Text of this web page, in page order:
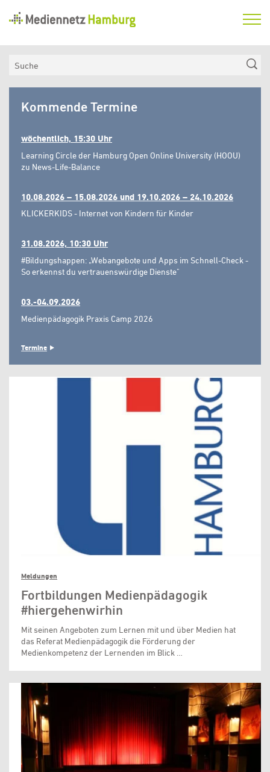
Hamburg
Aktuelles
Medienkompetenzfonds
Hamburg
Kommende Termine
wöchentlich, 15:30 Uhr
Learning Circle der Hamburg Open Online University (HOOU)
zu News-Life-Balance
10.08.2026 – 15.08.2026 und 19.10.2026 – 24.10.2026
KLICKERKIDS - Internet von Kindern für Kinder
31.08.2026, 10:30 Uhr
#Bildungshappen: „Webangebote und Apps im Schnell-Check -
So erkennst du vertrauenswürdige Dienste"
03.-04.09.2026
Medienpädagogik Praxis Camp 2026
Termine
Meldungen
Fortbildungen Medienpädagogik
#hiergehenwirhin
Mit seinen Angeboten zum Lernen mit und über Medien hat
das Referat Medienpädagogik die Förderung der
Medienkompetenz der Lernenden im Blick …